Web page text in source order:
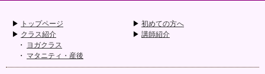
トップページ
初めての方へ
クラス紹介
ヨガクラス
マタニティ・産後
講師紹介